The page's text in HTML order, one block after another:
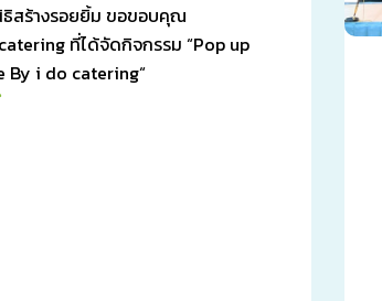
สร้างรอยยิ้ม ขอขอบคุณ
ที่ได้จัดกิจกรรม “Pop up
By i do catering“